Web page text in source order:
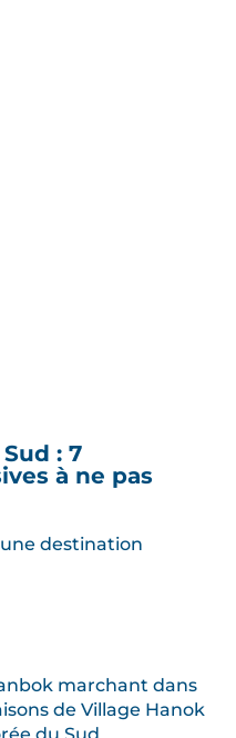
: 7
à ne pas
destination